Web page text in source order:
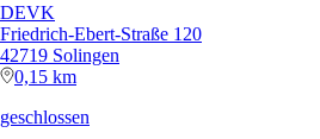
DEVK
Friedrich-Ebert-Straße 120
42719 Solingen
0,15 km
geschlossen